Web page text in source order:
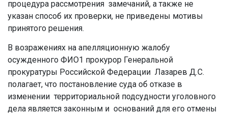
процедура рассмотрения замечаний, а также не
указан способ их проверки, не приведены мотивы
принятого решения.
В возражениях на апелляционную жалобу
осужденного ФИО1 прокурор Генеральной
прокуратуры Российской Федерации Лазарев Д.С.
полагает, что постановление суда об отказе в
изменении территориальной подсудности уголовного
дела является законным и оснований для его отмены